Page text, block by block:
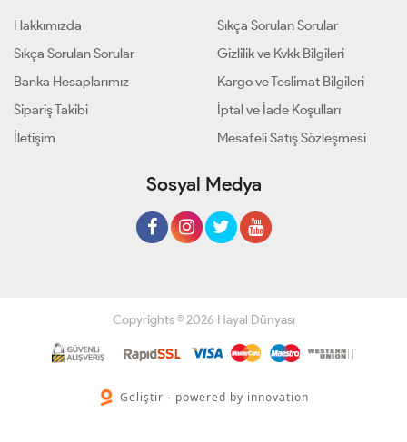
Hakkımızda
Sıkça Sorulan Sorular
Banka Hesaplarımız
Sipariş Takibi
İletişim
Sıkça Sorulan Sorular
Gizlilik ve Kvkk Bilgileri
Kargo ve Teslimat Bilgileri
İptal ve İade Koşulları
Mesafeli Satış Sözleşmesi
Sosyal Medya
Copyrights © 2026 Hayal Dünyası
Geliştir - powered by innovation